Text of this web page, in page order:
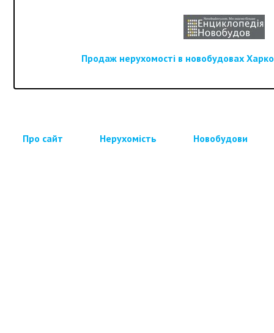
Продаж нерухомості в новобудовах
Про сайт Нерухомість Новобудови